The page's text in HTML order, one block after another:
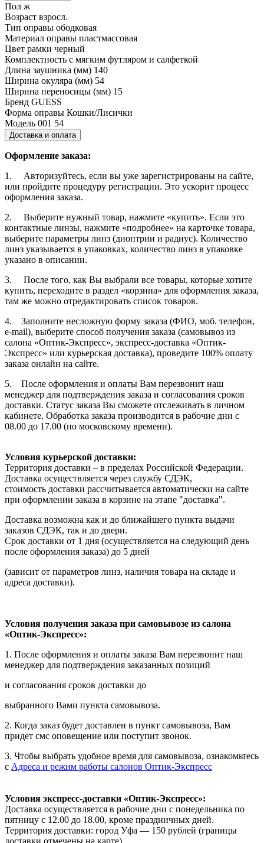
Пол ж
Возраст взросл.
Тип оправы ободковая
Материал оправы пластмассовая
Цвет рамки черный
Комплектность с мягким футляром и салфеткой
Длина заушника (мм) 140
Ширина окуляра (мм) 54
Ширина переносицы (мм) 15
Бренд GUESS
Форма оправы Кошки/Лисички
Модель 001 54
Доставка и оплата
Оформление заказа:
1. Авторизуйтесь, если вы уже зарегистрированы на сайте,
или пройдите процедуру регистрации. Это ускорит процесс
оформления заказа.
2. Выберите нужный товар, нажмите «купить». Если это
контактные линзы, нажмите «подробнее» на карточке товара,
выберите параметры линз (диоптрии и радиус). Количество
линз указывается в упаковках, количество линз в упаковке
указано в описании.
3. После того, как Вы выбрали все товары, которые хотите
купить, переходите в раздел «корзина» для оформления заказа,
там же можно отредактировать список товаров.
4. Заполните несложную форму заказа (ФИО, моб. телефон,
e-mail), выберите способ получения заказа (самовывоз из
салона «Оптик-Экспресс», экспресс-доставка «Оптик-
Экспресс» или курьерская доставка), проведите 100% оплату
заказа онлайн на сайте.
5. После оформления и оплаты Вам перезвонит наш
менеджер для подтверждения заказа и согласования сроков
доставки. Статус заказа Вы сможете отслеживать в личном
кабинете. Обработка заказа производится в рабочие дни с
08.00 до 17.00 (по московскому времени).
Условия курьерской доставки:
Территория доставки – в пределах Российской Федерации.
Доставка осуществляется через службу СДЭК,
стоимость доставки рассчитывается автоматически на сайте
при оформлении заказа в корзине на этапе "доставка".
Доставка возможна как и до ближайшего пункта выдачи
заказов СДЭК, так и до двери.
Срок доставки от 1 дня (осуществляется на следующий день
после оформления заказа) до 5 дней
(зависит от параметров линз, наличия товара на складе и
адреса доставки).
Условия получения заказа при самовывозе из салона
«Оптик-Экспресс»:
1. После оформления и оплаты заказа Вам перезвонит наш
менеджер для подтверждения заказанных позиций
и согласования сроков доставки до
выбранного Вами пункта самовывоза.
2. Когда заказ будет доставлен в пункт самовывоза, Вам
придет смс оповещение или поступит звонок.
3. Чтобы выбрать удобное время для самовывоза, ознакомьтесь
с Адреса и режим работы салонов Оптик-Экспресс
Условия экспресс-доставки «Оптик-Экспресс»:
Доставка осуществляется в рабочие дни с понедельника по
пятницу с 12.00 до 18.00, кроме праздничных дней.
Территория доставки: город Уфа — 150 рублей (границы
доставки отмечены на карте).